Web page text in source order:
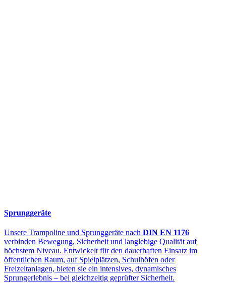
Sprunggeräte
Unsere Trampoline und Sprunggeräte nach DIN EN 1176
verbinden Bewegung, Sicherheit und langlebige Qualität auf
höchstem Niveau. Entwickelt für den dauerhaften Einsatz im
öffentlichen Raum, auf Spielplätzen, Schulhöfen oder
Freizeitanlagen, bieten sie ein intensives, dynamisches
Sprungerlebnis – bei gleichzeitig geprüfter Sicherheit.